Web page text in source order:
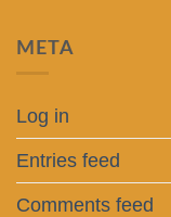
META
Log in
Entries feed
Comments feed